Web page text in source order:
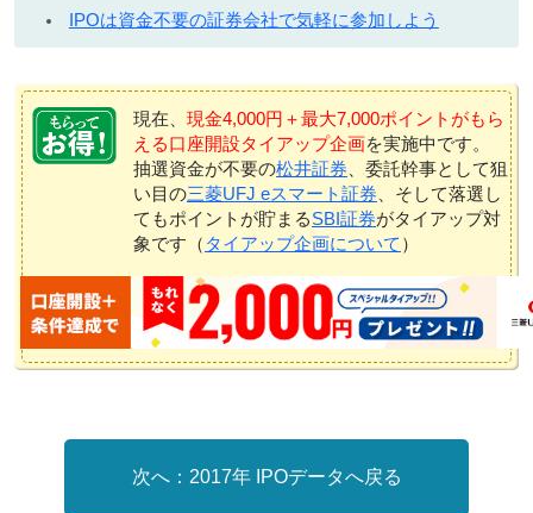
IPOは資金不要の証券会社で気軽に参加しよう
現在、 現金4,000円＋最大7,000ポイントがもら
える口座開設タイアップ企画を実施中です。
抽選資金が不要の松井証券 、委託幹事として狙
い目の三菱UFJ eスマート証券 、そして落選し
てもポイントが貯まるSBI証券がタイアップ対
象です（ タイアップ企画について ）
2017年 IPOデータへ戻る